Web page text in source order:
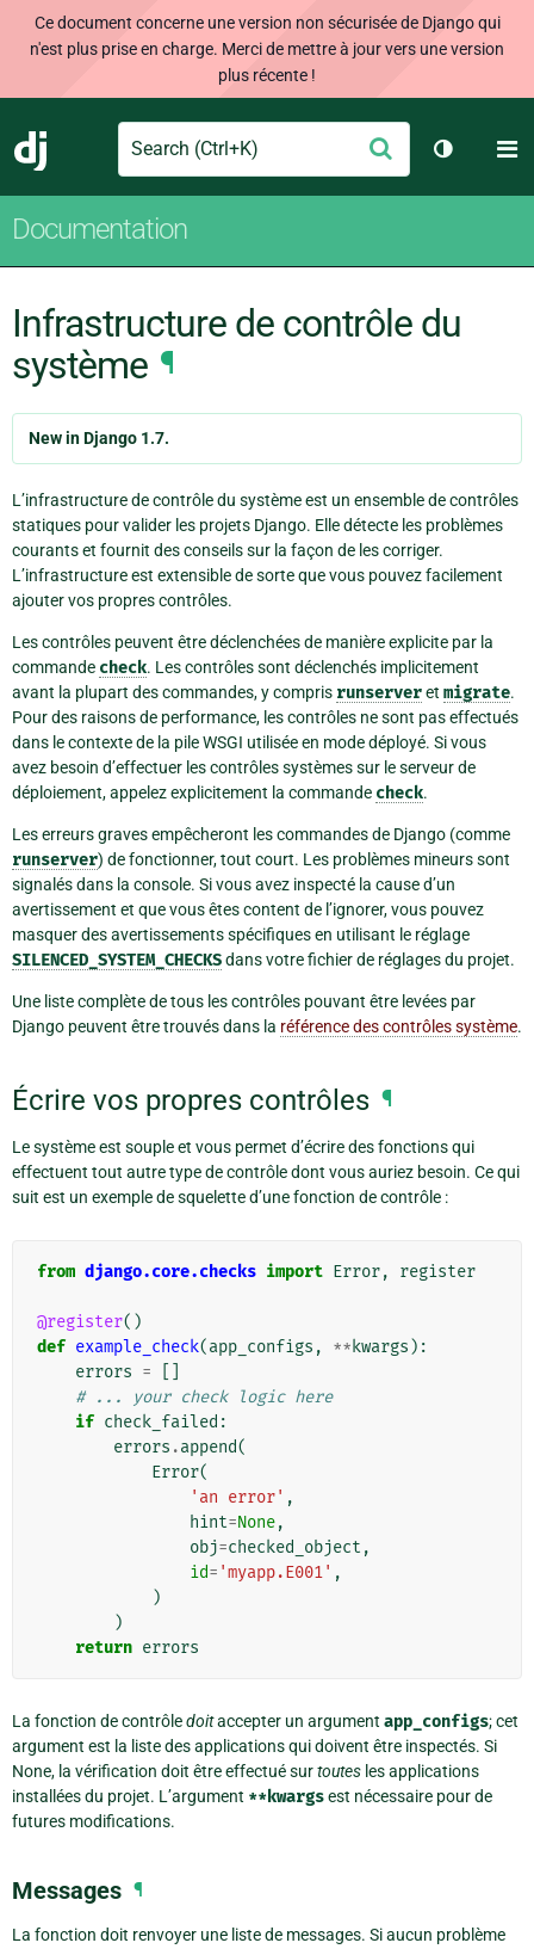
Ce document concerne une version non sécurisée de Django qui
n'est plus prise en charge. Merci de mettre à jour vers une version
plus récente !
Django
Search Envoyer
Changer
Documentation
Infrastructure de contrôle du
système ¶
New in Django 1.7.
L’infrastructure de contrôle du système est un ensemble de contrôles
statiques pour valider les projets Django. Elle détecte les problèmes
courants et fournit des conseils sur la façon de les corriger.
L’infrastructure est extensible de sorte que vous pouvez facilement
ajouter vos propres contrôles.
Les contrôles peuvent être déclenchées de manière explicite par la
commande check. Les contrôles sont déclenchés implicitement
avant la plupart des commandes, y compris runserveret migrate.
Pour des raisons de performance, les contrôles ne sont pas effectués
dans le contexte de la pile WSGI utilisée en mode déployé. Si vous
avez besoin d’effectuer les contrôles systèmes sur le serveur de
déploiement, appelez explicitement la commande check.
Les erreurs graves empêcheront les commandes de Django (comme
runserver) de fonctionner, tout court. Les problèmes mineurs sont
signalés dans la console. Si vous avez inspecté la cause d’un
avertissement et que vous êtes content de l’ignorer, vous pouvez
masquer des avertissements spécifiques en utilisant le réglage
SILENCED_SYSTEM_CHECKSdans votre fichier de réglages du projet.
Une liste complète de tous les contrôles pouvant être levées par
Django peuvent être trouvés dans la référence des contrôles système.
Écrire vos propres contrôles ¶
Le système est souple et vous permet d’écrire des fonctions qui
effectuent tout autre type de contrôle dont vous auriez besoin. Ce qui
suit est un exemple de squelette d’une fonction de contrôle :
from django.core.checks import Error, register
@register()
def example_check(app_configs , ** kwargs ):
errors =
# ... your check logic here
if check_failed :
errors .append(
Error(
'an error' ,
hint=None,
obj=checked_object ,
id= 'myapp.E001' ,
)
)
return errors
La fonction de contrôledoitaccepter un argument app_configs; cet
argument est la liste des applications qui doivent être inspectés. Si
None, la vérification doit être effectué surtoutes les applications
installées du projet. L’argument **kwargsest nécessaire pour de
futures modifications.
Messages ¶
La fonction doit renvoyer une liste de messages. Si aucun problème